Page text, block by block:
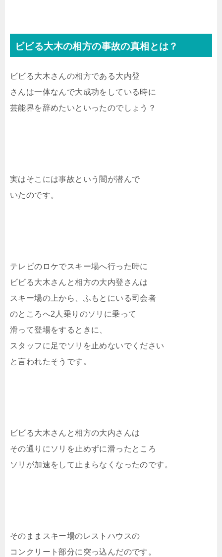
ビビる大木の相方の事故の真相とは？
ビビる大木さんの相方である大内登
さんは一体なんで大成功をしている時に
芸能界を辞めたいといったのでしょう？
実はそこには事故という闇が潜んで
いたのです。
テレビのロケでスキー場へ行った時に
ビビる大木さんと相方の大内登さんは
スキー場の上から、ふもとにいる司会者
のところへ2人乗りのソリに乗って
滑って登場をするときに、
スタッフに足でソリを止めないでください
と言われたそうです。
ビビる大木さんと相方の大内さんは
その通りにソリを止めずに滑ったところ
ソリが加速をして止まらなくなったのです。
そのままスキー場のレストハウスの
コンクリート部分に突っ込んだのです。